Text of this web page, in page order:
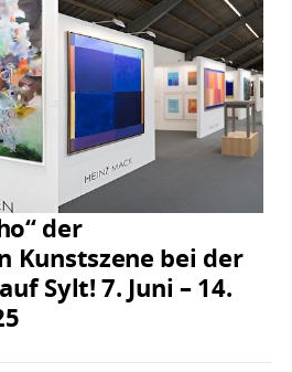
der
Kunstszene bei der
Sylt! 7. Juni – 14.